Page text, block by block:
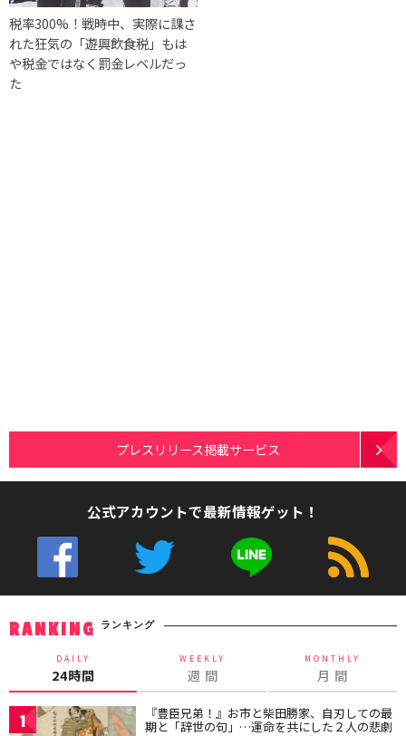
税率300%！戦時中、実際に課さ
れた狂気の「遊興飲食税」もは
や税金ではなく罰金レベルだっ
た
プレスリリース掲載サービス
公式アカウントで最新情報ゲット！
RANKING ランキング
DAILY
24時間
WEEKLY
週 間
MONTHLY
月 間
1 『豊臣兄弟！』お市と柴田勝家、自刃しての最
期と「辞世の句」…運命を共にした２人の悲劇